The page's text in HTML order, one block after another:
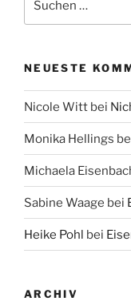
nach:
NEUESTE
Nicole Witt bei
Monika Hellings
Michaela
Sabine Waage bei
Heike Pohl bei
ARCHIV